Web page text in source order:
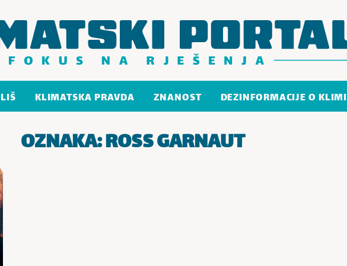
KLIMATSKA PRAVDA ZNANOST DEZINFORMACIJE O KLIMI
OZNAKA:ROSS GARNAUT